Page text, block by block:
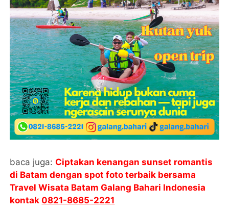
baca juga:Ciptakan kenangan sunset romantis
di Batam dengan spot foto terbaik bersama
Travel Wisata Batam Galang Bahari Indonesia
kontak0821-8685-2221